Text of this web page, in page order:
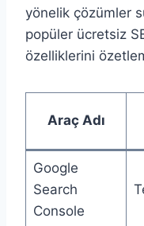
yönelik çözümler
popüler ücretsiz
özelliklerini
Araç Adı
Google
Search
Console